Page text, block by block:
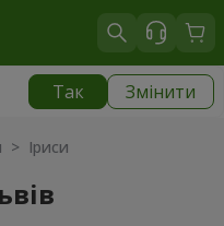
Так Змінити
> Іриси